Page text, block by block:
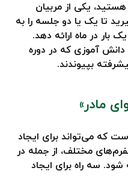
یکی از مربیان
تا یک یا دو جلسه را به
بار در ماه ارائه دهد.
آموزی که در دوره
بپیوندند.
مادر»
که می‌تواند برای ایجاد
مختلف، از جمله در
شود. سه راه برای ایجاد